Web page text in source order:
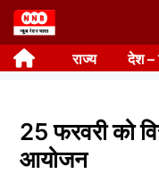
Skip
to
content राज्य देश –
25 फरवरी को
आयोजन